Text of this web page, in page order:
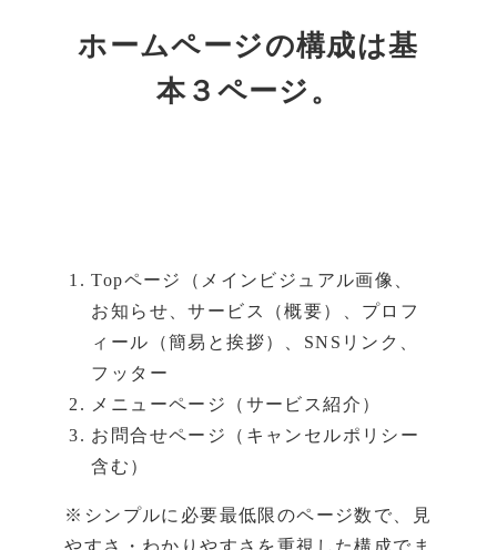
ホームページの構成は基
本３ページ。
Topページ（メインビジュアル画像、
お知らせ、サービス（概要）、プロフ
ィール（簡易と挨拶）、SNSリンク、
フッター
メニューページ（サービス紹介）
お問合せページ（キャンセルポリシー
含む）
※シンプルに必要最低限のページ数で、見